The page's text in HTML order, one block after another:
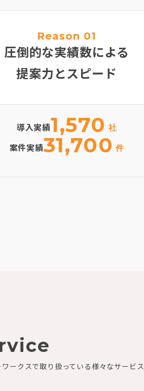
Reason 01
圧倒的な実績数による
提案力とスピード
導入実績1,570 社
案件実績31,700 件
ークスで取り扱っている様々なサービ